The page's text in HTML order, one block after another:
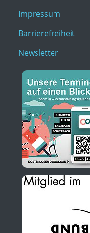
Impressum
Barrierefreiheit
Newsletter